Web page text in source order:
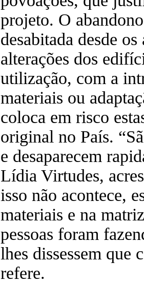
projeto. O
desabitada desde
alterações dos
utilização, com a
materiais ou
coloca em risco
original no País.
e desaparecem
Lídia Virtudes,
isso não acontece,
materiais e na
pessoas foram
lhes dissessem que
refere.